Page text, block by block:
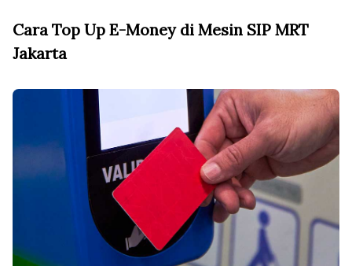
Cara Top Up E-Money di Mesin SIP MRT
Jakarta